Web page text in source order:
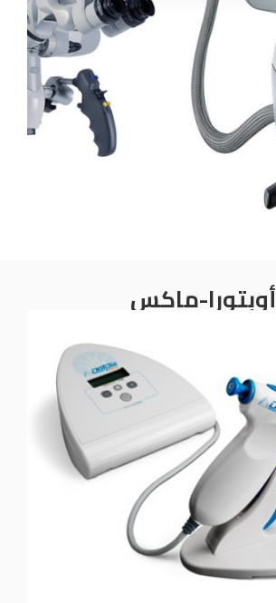
أوبتورا-ماكس